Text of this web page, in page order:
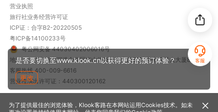
是否要切换至www.klook.cn以获得更好的预订体验？
更改
客服
营业执照
旅行社业务经营许可证
ICP证：合字B2-20220505
粤ICP备14100233号
粤公网安备 44030402006016号
地址：深圳市前海深港合作区南山街道梦海大道5289号中粮亚太大厦801
客服热线 400-009-6616
营业性演出许可证：440300120162
为了提供最佳的浏览体验，Klook客路在本网站运用Cookies技术。如未